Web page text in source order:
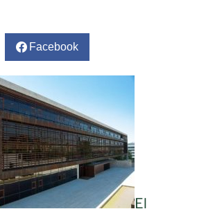
Facebook
El